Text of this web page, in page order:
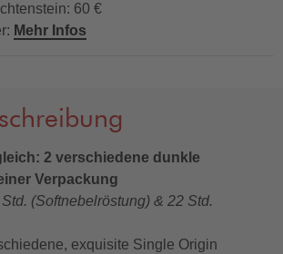
60 €
Mehr Infos
2 verschiedene dunkle
Verpackung
(Softnebelröstung) & 22 Std.
exquisite Single Origin